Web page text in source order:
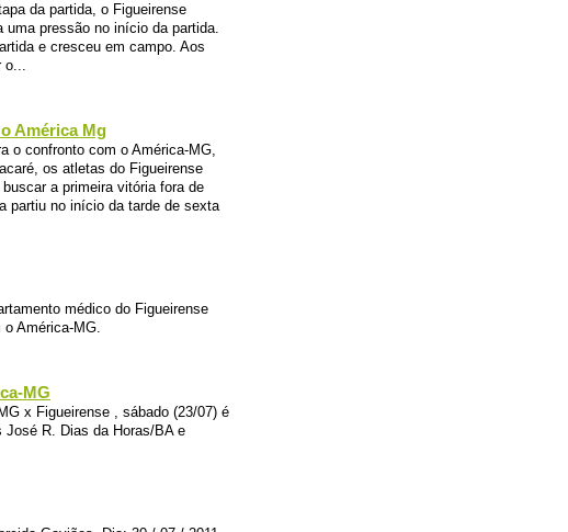
da partida, o Figueirense
pressão no início da partida.
e cresceu em campo. Aos
o...
América Mg
o confronto com o América-MG,
os atletas do Figueirense
a primeira vitória fora de
partiu no início da tarde de sexta
médico do Figueirense
o América-MG.
MG
x Figueirense , sábado (23/07) é
R. Dias da Horas/BA e